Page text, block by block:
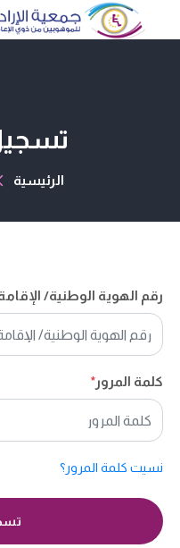
الرئيسية
رقم الهوية الوطنية/
كلمة المرور*
نسيت كلمة المرور؟